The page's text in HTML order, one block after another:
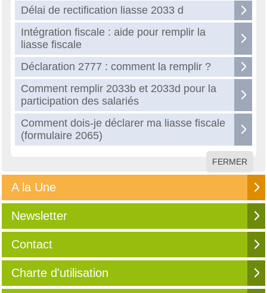
Délai de rectification liasse 2033 d
Intégration fiscale : aide pour remplir la
liasse fiscale
Déclaration 2777 : comment la remplir ?
Comment remplir 2033b et 2033d pour la
participation des salariés
Comment dois-je déclarer ma liasse fiscale
(formulaire 2065)
FERMER
A la Une
Newsletter
Contact
Charte d'utilisation